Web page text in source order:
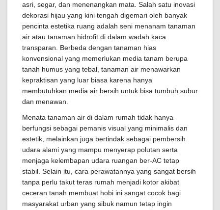
asri, segar, dan menenangkan mata. Salah satu inovasi
dekorasi hijau yang kini tengah digemari oleh banyak
pencinta estetika ruang adalah seni menanam tanaman
air atau tanaman hidrofit di dalam wadah kaca
transparan. Berbeda dengan tanaman hias
konvensional yang memerlukan media tanam berupa
tanah humus yang tebal, tanaman air menawarkan
kepraktisan yang luar biasa karena hanya
membutuhkan media air bersih untuk bisa tumbuh subur
dan menawan.
Menata tanaman air di dalam rumah tidak hanya
berfungsi sebagai pemanis visual yang minimalis dan
estetik, melainkan juga bertindak sebagai pembersih
udara alami yang mampu menyerap polutan serta
menjaga kelembapan udara ruangan ber-AC tetap
stabil. Selain itu, cara perawatannya yang sangat bersih
tanpa perlu takut teras rumah menjadi kotor akibat
ceceran tanah membuat hobi ini sangat cocok bagi
masyarakat urban yang sibuk namun tetap ingin